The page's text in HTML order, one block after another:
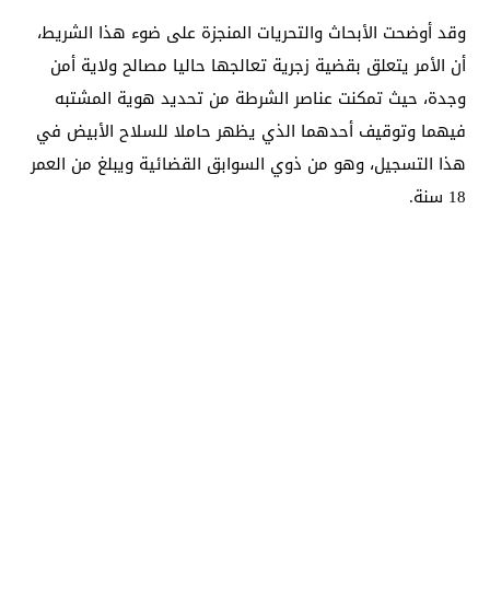
وقد أوضحت الأبحاث والتحريات المنجزة على ضوء هذا الشريط،
أن الأمر يتعلق بقضية زجرية تعالجها حاليا مصالح ولاية أمن
وجدة، حيث تمكنت عناصر الشرطة من تحديد هوية المشتبه
فيهما وتوقيف أحدهما الذي يظهر حاملا للسلاح الأبيض في
هذا التسجيل، وهو من ذوي السوابق القضائية ويبلغ من العمر
18 سنة.